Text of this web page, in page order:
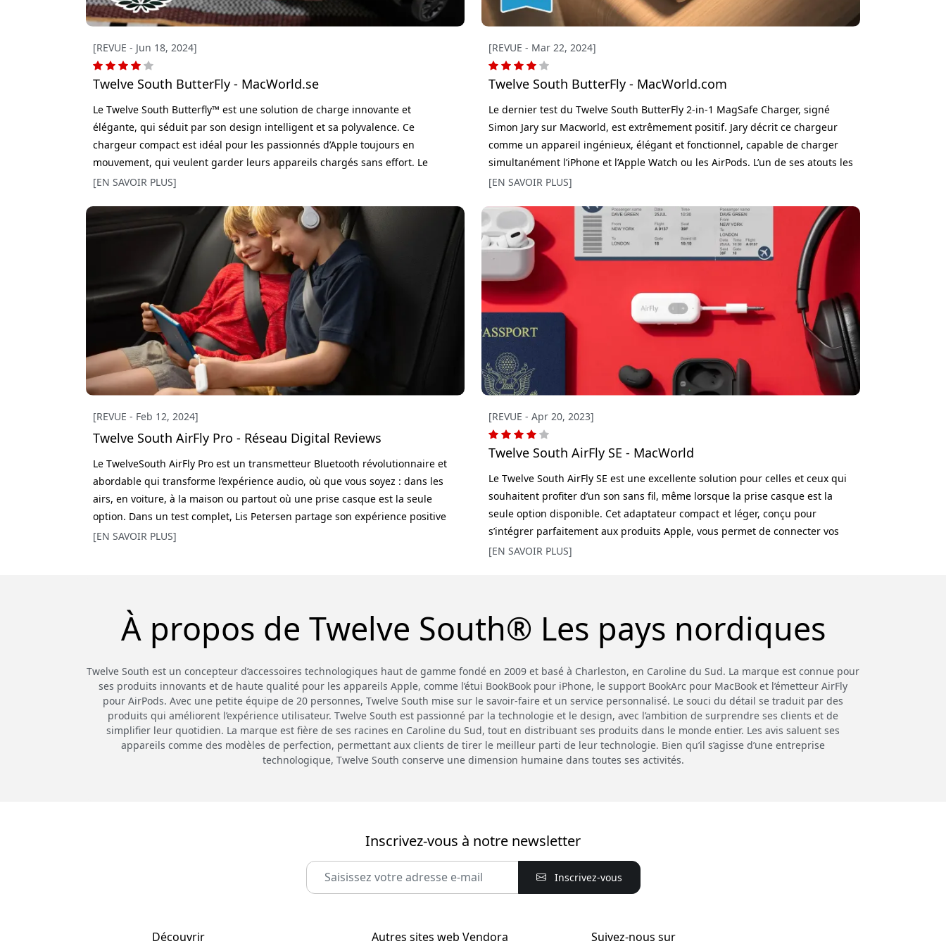
[REVUE - Jun 18, 2024]
Twelve South ButterFly - MacWorld.se
Le Twelve South Butterfly™ est une solution de charge innovante et
élégante, qui séduit par son design intelligent et sa polyvalence. Ce
chargeur compact est idéal pour les passionnés d’Apple toujours en
mouvement, qui veulent garder leurs appareils chargés sans effort. Le
Butterfly™ s’ouvre comme un papillon pour révéler une station de charge
Watch et les AirPods, ce qui en fait un compagnon de voyage idéal. Le
chargeur est
[EN SAVOIR PLUS]
[REVUE - Mar 22, 2024]
Twelve South ButterFly - MacWorld.com
Le dernier test du Twelve South ButterFly 2-in-1 MagSafe Charger, signé
Simon Jary sur Macworld, est extrêmement positif. Jary décrit ce chargeur
comme un appareil ingénieux, élégant et fonctionnel, capable de charger
simultanément l’iPhone et l’Apple Watch ou les AirPods. L’un de ses atouts les
plus impressionnants est sa capacité de charge rapide. Le chargeur est
5 W et un iPhone à 15 W, ce qui en fait l’un des plus ra
[EN SAVOIR PLUS]
[REVUE - Feb 12, 2024]
Twelve South AirFly Pro - Réseau Digital Reviews
Le TwelveSouth AirFly Pro est un transmetteur Bluetooth révolutionnaire et
abordable qui transforme l’expérience audio, où que vous soyez : dans les
airs, en voiture, à la maison ou partout où une prise casque est la seule
option. Dans un test complet, Lis Petersen partage son expérience positive
avec l’AirFly Pro lors d’un long vol vers Phuket. L’AirFly Pro est étonnamment
[EN SAVOIR PLUS]
[REVUE - Apr 20, 2023]
Twelve South AirFly SE - MacWorld
Le Twelve South AirFly SE est une excellente solution pour celles et ceux qui
souhaitent profiter d’un son sans fil, même lorsque la prise casque est la
seule option disponible. Cet adaptateur compact et léger, conçu pour
s’intégrer parfaitement aux produits Apple, vous permet de connecter vos
écouteurs ou haut-parleurs sans fil préférés à des appareils dépourvus de
[EN SAVOIR PLUS]
À propos de Twelve South® Les pays nordiques
Twelve South est un concepteur d’accessoires technologiques haut de gamme fondé en 2009 et basé à Charleston, en Caroline du Sud. La marque est connue pour
ses produits innovants et de haute qualité pour les appareils Apple, comme l’étui BookBook pour iPhone, le support BookArc pour MacBook et l’émetteur AirFly
pour AirPods. Avec une petite équipe de 20 personnes, Twelve South mise sur le savoir-faire et un service personnalisé. Le souci du détail se traduit par des
produits qui améliorent l’expérience utilisateur. Twelve South est passionné par la technologie et le design, avec l’ambition de surprendre ses clients et de
simplifier leur quotidien. La marque est fière de ses racines en Caroline du Sud, tout en distribuant ses produits dans le monde entier. Les avis saluent ses
appareils comme des modèles de perfection, permettant aux clients de tirer le meilleur parti de leur technologie. Bien qu’il s’agisse d’une entreprise
technologique, Twelve South conserve une dimension humaine dans toutes ses activités.
Inscrivez-vous à notre newsletter
Inscrivez-vous
Découvrir Autres sites web Vendora Suivez-nous sur